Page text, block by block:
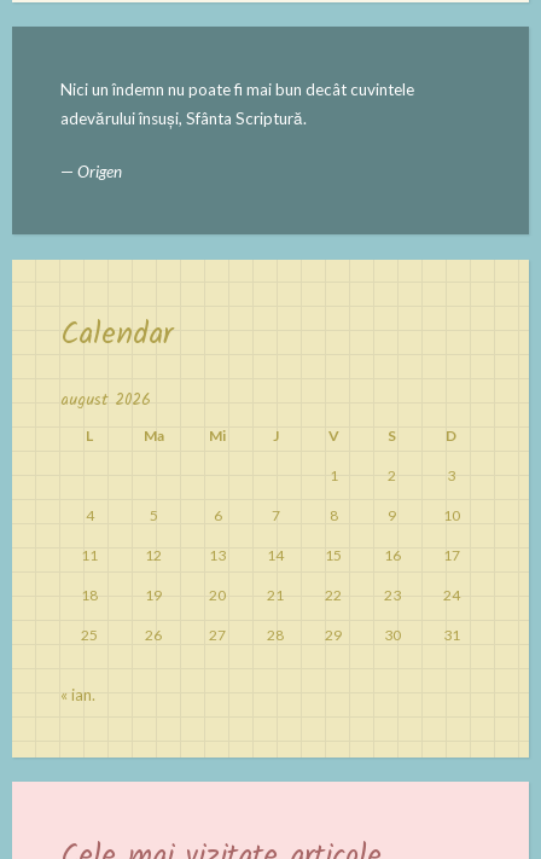
Nici un îndemn nu poate fi mai bun decât cuvintele
adevărului însuși, Sfânta Scriptură.
— Origen
Calendar
august 2026
L Ma Mi J V S D
1 2 3
4 5 6 7 8 9 10
11 12 13 14 15 16 17
18 19 20 21 22 23 24
25 26 27 28 29 30 31
« ian.